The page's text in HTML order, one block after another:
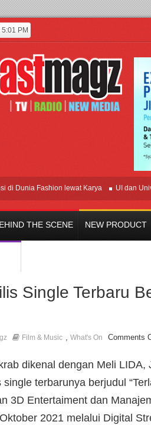
PM
Fashion lewat Karya UI dan
THE SCENE NEW PRODUCT
Single Terbaru
Film & Music , What's On Comments
dikenal dengan Meli LIDA,
terbarunya berjudul
3D Entertaiment dan
2021 melalui Digital